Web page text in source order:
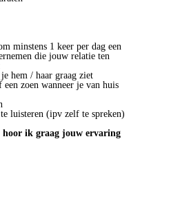
minstens 1 keer per dag een
die jouw relatie ten
hem / haar graag ziet
zoen wanneer je van huis
luisteren (ipv zelf te spreken)
hoor ik graag jouw ervaring